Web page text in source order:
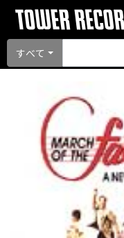
すべて